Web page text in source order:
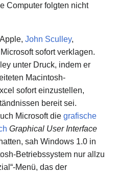
Computer folgten nicht
John Sculley,
sofort verklagen.
unter Druck, indem er
Macintosh-
sofort einzustellen,
bereit sei.
Microsoft die grafische
Graphical User Interface
sah Windows 1.0 in
Betriebssystem nur allzu
Menü, das der